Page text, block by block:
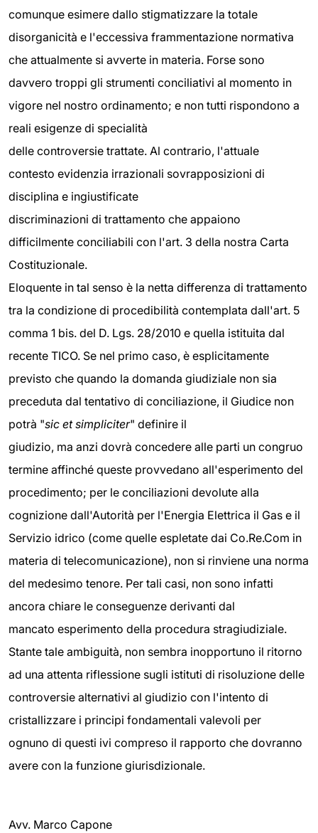
comunque esimere dallo stigmatizzare la totale
disorganicità e l'eccessiva frammentazione normativa
che attualmente si avverte in materia. Forse sono
davvero troppi gli strumenti conciliativi al momento in
vigore nel nostro ordinamento; e non tutti rispondono a
reali esigenze di specialità
delle controversie trattate. Al contrario, l'attuale
contesto evidenzia irrazionali sovrapposizioni di
disciplina e ingiustificate
discriminazioni di trattamento che appaiono
difficilmente conciliabili con l'art. 3 della nostra Carta
Costituzionale.
Eloquente in tal senso è la netta differenza di trattamento
tra la condizione di procedibilità contemplata dall'art. 5
comma 1 bis. del D. Lgs. 28/2010 e quella istituita dal
recente TICO. Se nel primo caso, è esplicitamente
previsto che quando la domanda giudiziale non sia
preceduta dal tentativo di conciliazione, il Giudice non
potrà "sic et simpliciter" definire il
giudizio, ma anzi dovrà concedere alle parti un congruo
termine affinché queste provvedano all'esperimento del
procedimento; per le conciliazioni devolute alla
cognizione dall'Autorità per l'Energia Elettrica il Gas e il
Servizio idrico (come quelle espletate dai Co.Re.Com in
materia di telecomunicazione), non si rinviene una norma
del medesimo tenore. Per tali casi, non sono infatti
ancora chiare le conseguenze derivanti dal
mancato esperimento della procedura stragiudiziale.
Stante tale ambiguità, non sembra inopportuno il ritorno
ad una attenta riflessione sugli istituti di risoluzione delle
controversie alternativi al giudizio con l'intento di
cristallizzare i principi fondamentali valevoli per
ognuno di questi ivi compreso il rapporto che dovranno
avere con la funzione giurisdizionale.
Avv. Marco Capone